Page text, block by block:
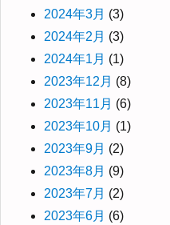
2024年3月 (3)
2024年2月 (3)
2024年1月 (1)
2023年12月 (8)
2023年11月 (6)
2023年10月 (1)
2023年9月 (2)
2023年8月 (9)
2023年7月 (2)
2023年6月 (6)